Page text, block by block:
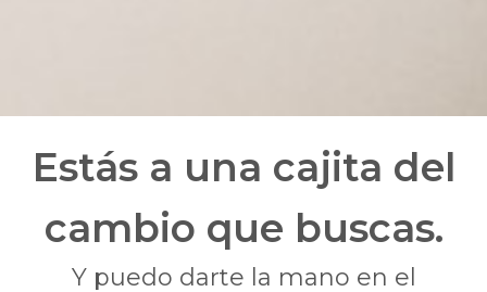
Estás a una cajita del
cambio que buscas.
Y puedo darte la mano en el